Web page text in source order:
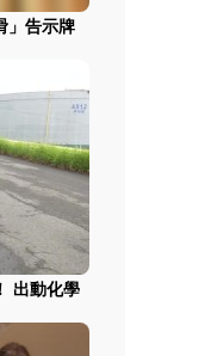
」告示牌
出動化學